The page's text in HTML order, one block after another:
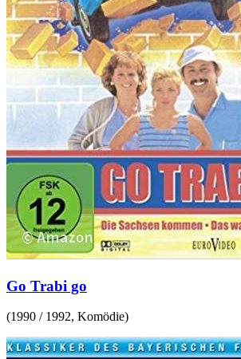
Go Trabi go
(1990 / 1992, Komödie)